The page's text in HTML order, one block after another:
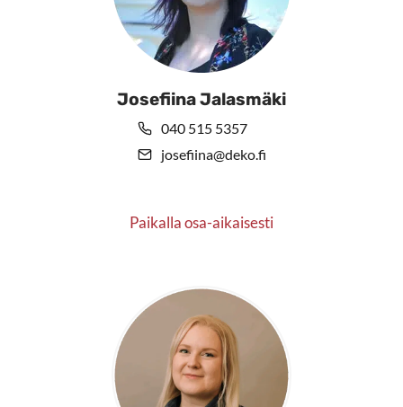
Josefiina Jalasmäki
040 515 5357
josefiina@deko.fi
Paikalla osa-aikaisesti